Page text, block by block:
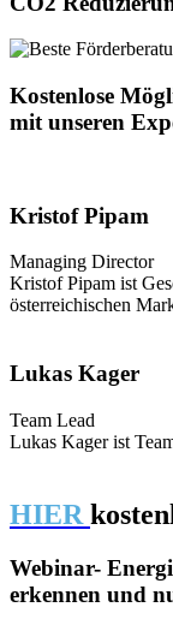
Kostenlose
mit unseren
Kristof Pipam
Managing Director
Kristof Pipam ist
österreichischen
Lukas Kager
Team Lead
Lukas Kager ist
HIER
Webinar-
erkennen und